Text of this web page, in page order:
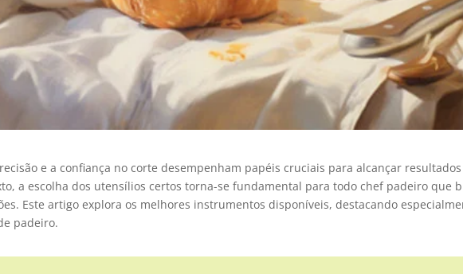
e a confiança no corte desempenham papéis cruciais para alcançar resultados
a escolha dos utensílios certos torna-se fundamental para todo chef padeiro que
Este artigo explora os melhores instrumentos disponíveis, destacando
padeiro.